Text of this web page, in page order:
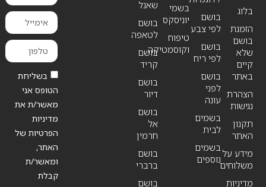
בלוג
הזמנת
בושם
שלא
קיים
באתר
הצהרת
נגישות
תקנון
האתר
מידע על
משלוחים
מדיניות
בשמי
יוניסקס
טיפוח
וקוסמטיקה
בושם
לפי צבע
בושם
לפי ריח
בושם
לפני
עונה
בשמים
לבית
בשמים
נוספים
שאנל
בושם
לטאפה
בושם
קריד
בושם
דיור
בושם
אל
חרמין
בושם
ברברי
בושם
בשליחת
הטופס אני
מאשר/ת את
מדיניות
הפרטיות של
האתר,
ומאשר/ת
קבלת